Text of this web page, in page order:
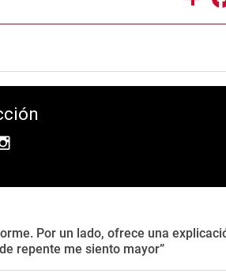
Por un lado, ofrece una
repente me siento mayor”